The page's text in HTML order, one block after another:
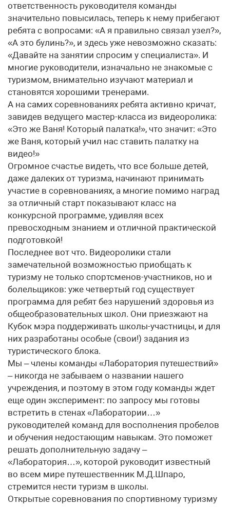
ответственность руководителя команды
значительно повысилась, теперь к нему прибегают
ребята с вопросами: «А я правильно связал узел?»,
«А это булинь?», и здесь уже невозможно сказать:
«Давайте на занятии спросим у специалиста». И
многие руководители, изначально не знакомые с
туризмом, внимательно изучают материал и
становятся хорошими тренерами.
А на самих соревнованиях ребята активно кричат,
завидев ведущего мастер-класса из видеоролика:
«Это же Ваня! Который палатка!», что значит: «Это
же Ваня, который учил нас ставить палатку на
видео!»
Огромное счастье видеть, что все больше детей,
даже далеких от туризма, начинают принимать
участие в соревнованиях, а многие помимо наград
за отличный старт показывают класс на
конкурсной программе, удивляя всех
превосходным знанием и отличной практической
подготовкой!
Последнее вот что. Видеоролики стали
замечательной возможностью приобщать к
туризму не только спортсменов-участников, но и
болельщиков: уже четвертый год существует
программа для ребят без нарушений здоровья из
общеобразовательных школ. Они приезжают на
Кубок мэра поддерживать школы-участницы, и для
них разработаны особые (свои!) задания из
туристического блока.
Мы – члены команды «Лаборатория путешествий»
– никогда не забываем о названии нашего
учреждения, и поэтому в этом году команды ждет
еще один эксперимент: по запросу мы готовы
встретить в стенах «Лаборатории…»
руководителей команд для восполнения пробелов
и обучения недостающим навыкам. Это поможет
решать дополнительную задачу –
«Лаборатория…», которой руководит известный
во всем мире путешественник М.Д.Шпаро,
стремится нести туризм в школы.
Открытые соревнования по спортивному туризму